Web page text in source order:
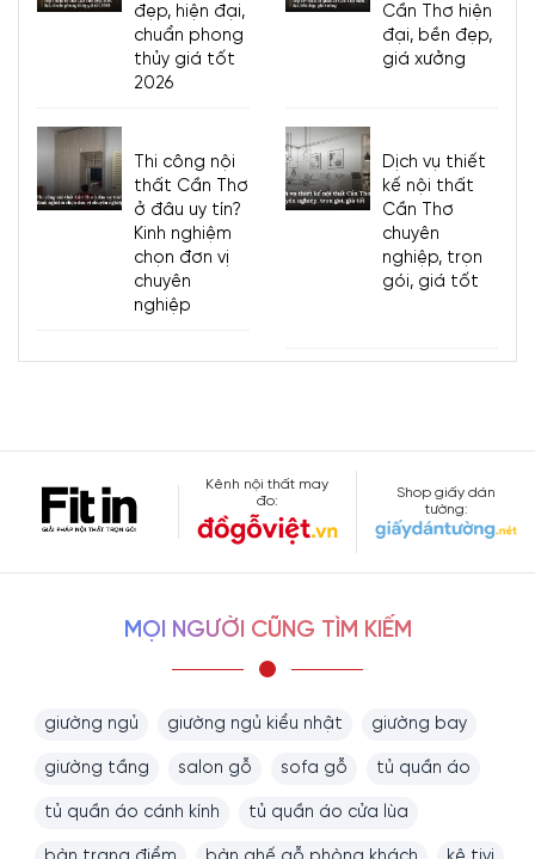
đẹp, hiện đại,
chuẩn phong
thủy giá tốt
2026
Cần Thơ hiện
đại, bền đẹp,
giá xưởng
Thi công nội
thất Cần Thơ
ở đâu uy tín?
Kinh nghiệm
chọn đơn vị
chuyên
nghiệp
Dịch vụ thiết
kế nội thất
Cần Thơ
chuyên
nghiệp, trọn
gói, giá tốt
Kênh nội thất may
đo:
Shop giấy dán
tường:
MỌI NGƯỜI CŨNG TÌM KIẾM
giường ngủ giường ngủ kiểu nhật giường bay
giường tầng salon gỗ sofa gỗ tủ quần áo
tủ quần áo cánh kính tủ quần áo cửa lùa